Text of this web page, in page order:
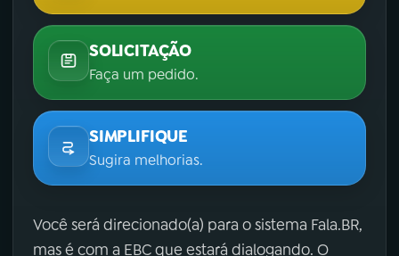
SOLICITAÇÃO
Faça um pedido.
SIMPLIFIQUE
Sugira melhorias.
Você será direcionado(a) para o sistema Fala.BR,
mas é com a EBC que estará dialogando. O